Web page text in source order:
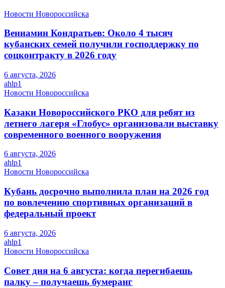
Новости Новороссийска
Вениамин Кондратьев: Около 4 тысяч
кубанских семей получили господдержку по
соцконтракту в 2026 году
6 августа, 2026
ahlp1
Новости Новороссийска
Казаки Новороссийского РКО для ребят из
летнего лагеря «Глобус» организовали выставку
современного военного вооружения
6 августа, 2026
ahlp1
Новости Новороссийска
Кубань досрочно выполнила план на 2026 год
по вовлечению спортивных организаций в
федеральный проект
6 августа, 2026
ahlp1
Новости Новороссийска
Совет дня на 6 августа: когда перегибаешь
палку – получаешь бумеранг